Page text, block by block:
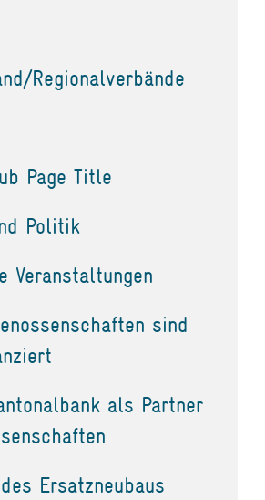
Regionalverbände
Page Title
Politik
Veranstaltungen
sind
als Partner
Ersatzneubaus